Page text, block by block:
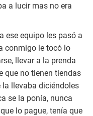
a lucir mas no era
ese equipo les pasó a
conmigo le tocó lo
llevar a la prenda
que no tienen tiendas
la llevaba diciéndoles
se la ponía, nunca
lo pague, tenía que